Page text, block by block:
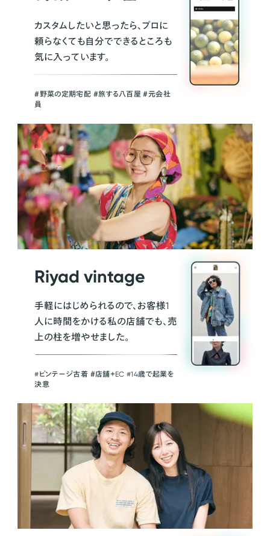
カスタムしたいと思ったら、プロに
頼らなくても自分でできるところも
気に入っています。
＃野菜の定期宅配 ＃旅する八百屋 ＃元会社
員
Riyad vintage
手軽にはじめられるので、お客様1
人に時間をかける私の店舗でも、売
上の柱を増やせました。
#ビンテージ古着 ＃店舗＋EC #14歳で起業を
決意